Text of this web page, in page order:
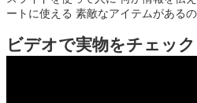
ートに使える 素敵なアイテムがある
ビデオで実物をチェック